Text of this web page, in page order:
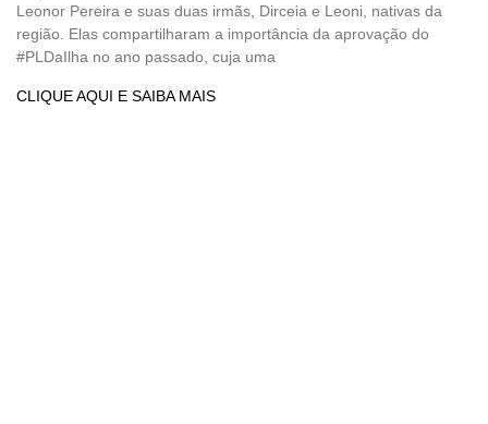
Leonor Pereira e suas duas irmãs, Dirceia e Leoni, nativas da
região. Elas compartilharam a importância da aprovação do
#PLDaIlha no ano passado, cuja uma
CLIQUE AQUI E SAIBA MAIS